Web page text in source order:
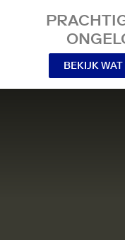
BEKIJK